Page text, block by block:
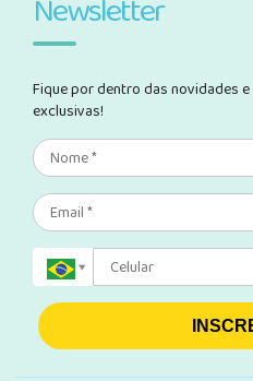
Newsletter
Fique por dentro das novidades
exclusivas!